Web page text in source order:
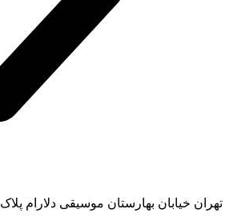
تهران خیابان بهارستان موسیقی دلارام پلاک 66